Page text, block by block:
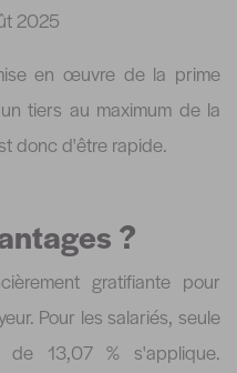
2025
en œuvre de la prime
tiers au maximum de la
donc d'être rapide.
?
gratifiante pour
Pour les salariés, seule
de 13,07 % s'applique.